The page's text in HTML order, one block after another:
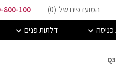
המועדפים שלי (0
)
800-100
כניסה
דלתות פנים